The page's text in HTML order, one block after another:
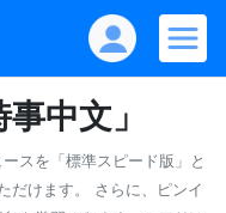
中文」
スを「標準スピード版」と
だけます。
さらに、ピンイ